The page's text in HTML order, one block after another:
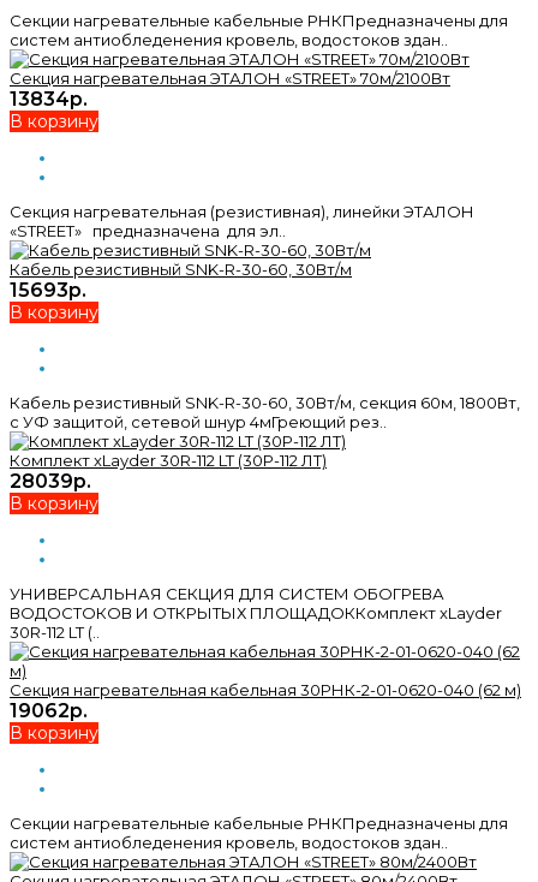
Секции нагревательные кабельные РНКПредназначены для
систем антиобледенения кровель, водостоков здан..
Секция нагревательная ЭТАЛОН «STREET» 70м/2100Вт
13834р.
В корзину
Секция нагревательная (резистивная), линейки ЭТАЛОН
«STREET» предназначена для эл..
Кабель резистивный SNK-R-30-60, 30Вт/м
15693р.
В корзину
Кабель резистивный SNK-R-30-60, 30Вт/м, секция 60м, 1800Вт,
с УФ защитой, сетевой шнур 4мГреющий рез..
Комплект xLayder 30R-112 LT (30Р-112 ЛТ)
28039р.
В корзину
УНИВЕРСАЛЬНАЯ СЕКЦИЯ ДЛЯ СИСТЕМ ОБОГРЕВА
ВОДОСТОКОВ И ОТКРЫТЫХ ПЛОЩАДОККомплект xLayder
30R-112 LT (..
Секция нагревательная кабельная 30РНК-2-01-0620-040 (62 м)
19062р.
В корзину
Секции нагревательные кабельные РНКПредназначены для
систем антиобледенения кровель, водостоков здан..